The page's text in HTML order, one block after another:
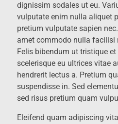
dignissim sodales ut eu.
vulputate enim nulla aliquet
pretium vulputate sapien
amet commodo nulla facilisi
Felis bibendum ut tristique
scelerisque eu ultrices vitae
hendrerit lectus a. Pretium
suspendisse in. Sed
sed risus pretium quam
Eleifend quam adipiscing